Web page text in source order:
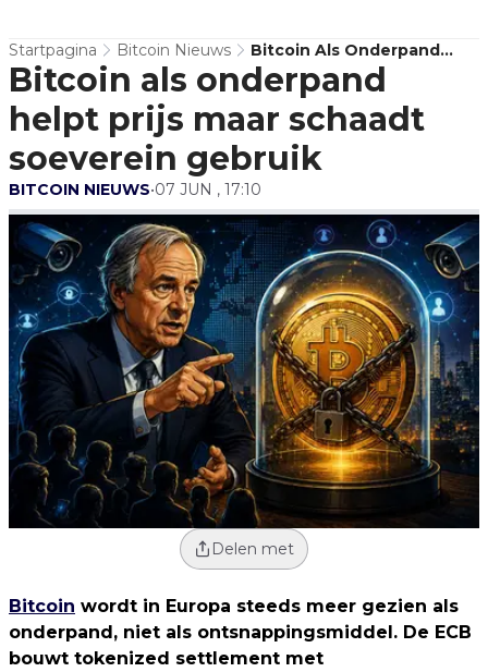
Startpagina Bitcoin Nieuws
Bitcoin Als Onderpand
Helpt Prijs Maar Schaadt
Soeverein Gebruik
Bitcoin als onderpand
helpt prijs maar schaadt
soeverein gebruik
BITCOIN NIEUWS•07 JUN , 17:10
Delen met
Bitcoin wordt in Europa steeds meer gezien als
onderpand, niet als ontsnappingsmiddel. De ECB
bouwt tokenized settlement met